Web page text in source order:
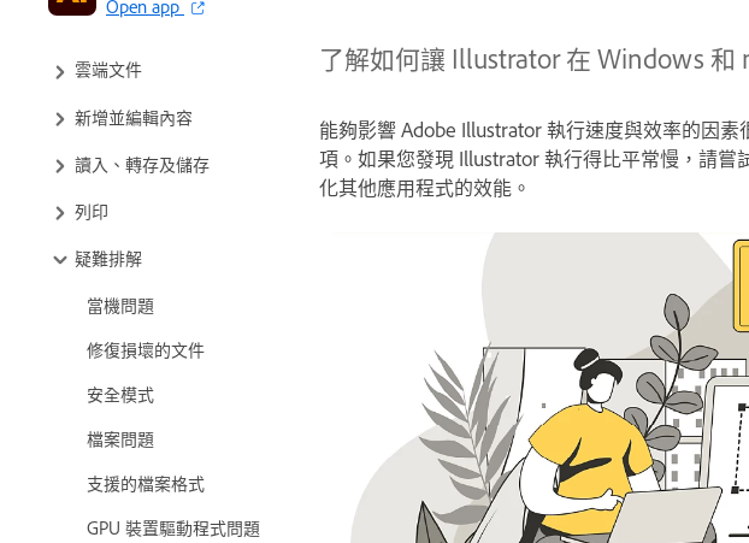
Open app
iPad 版 Illustrator
雲端文件
新增並編輯內容
讀入、轉存及儲存
列印
疑難排解
當機問題
修復損壞的文件
安全模式
檔案問題
支援的檔案格式
GPU 裝置驅動程式問題
了解如何讓 Illustrator 在 Windows 和
能夠影響 Adobe Illustrator 執行速度與效率的因
項。如果您發現 Illustrator 執行得比平常慢，請
化其他應用程式的效能。